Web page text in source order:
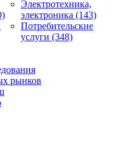
Электротехника,
электроника (143)
Потребительские
услуги (348)
рынков